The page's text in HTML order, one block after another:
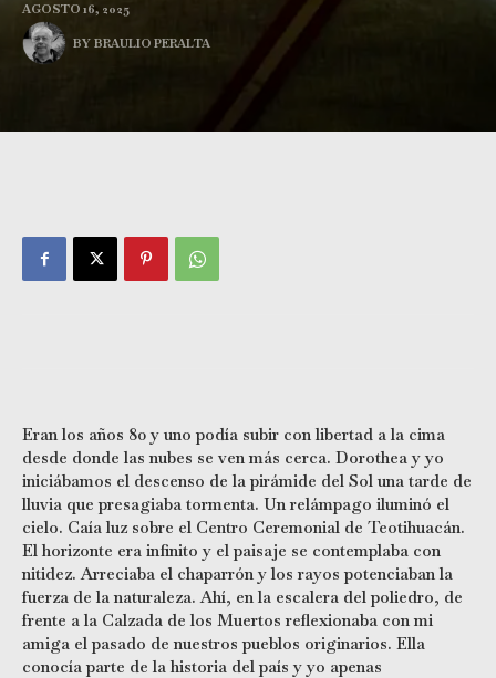
AGOSTO 16, 2025
BY BRAULIO PERALTA
Eran los años 80 y uno podía subir con libertad a la cima
desde donde las nubes se ven más cerca. Dorothea y yo
iniciábamos el descenso de la pirámide del Sol una tarde de
lluvia que presagiaba tormenta. Un relámpago iluminó el
cielo. Caía luz sobre el Centro Ceremonial de Teotihuacán.
El horizonte era infinito y el paisaje se contemplaba con
nitidez. Arreciaba el chaparrón y los rayos potenciaban la
fuerza de la naturaleza. Ahí, en la escalera del poliedro, de
frente a la Calzada de los Muertos reflexionaba con mi
amiga el pasado de nuestros pueblos originarios. Ella
conocía parte de la historia del país y yo apenas